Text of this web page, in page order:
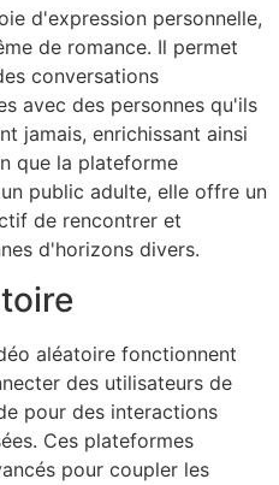
d'expression personnelle,
de romance. Il permet
conversations
avec des personnes qu'ils
jamais, enrichissant ainsi
que la plateforme
public adulte, elle offre un
de rencontrer et
d'horizons divers.
aléatoire fonctionnent
des utilisateurs de
pour des interactions
Ces plateformes
pour coupler les